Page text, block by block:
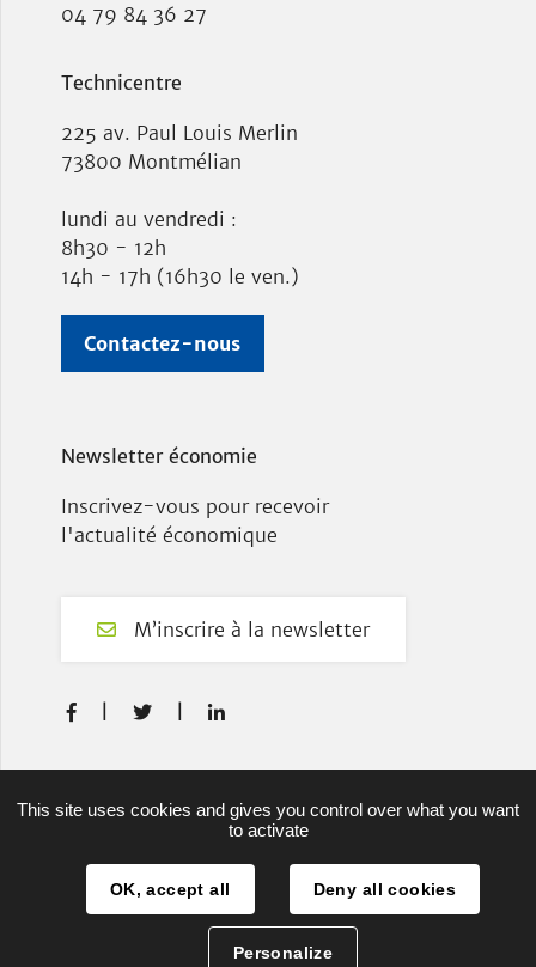
04 79 84 36 27
Technicentre
225 av. Paul Louis Merlin
73800 Montmélian
lundi au vendredi :
8h30 - 12h
14h - 17h (16h30 le ven.)
Contactez-nous
Newsletter économie
Inscrivez-vous pour recevoir
l'actualité économique
M’inscrire à la newsletter

c
k

i
r

n
e
n
Plan du site
Projets européens
This site uses cookies and gives you control over what you want
to activate
OK, accept all Deny all cookies
Personalize